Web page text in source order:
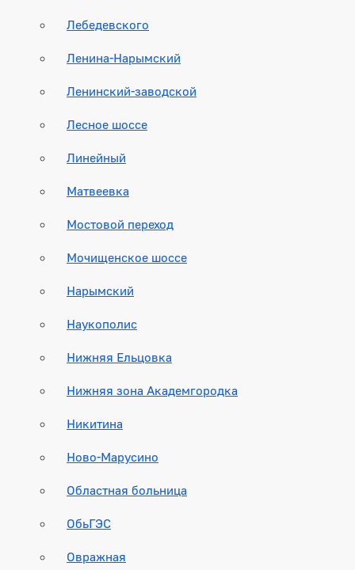
Лебедевского
Ленина-Нарымский
Ленинский-заводской
Лесное шоссе
Линейный
Матвеевка
Мостовой переход
Мочищенское шоссе
Нарымский
Наукополис
Нижняя Ельцовка
Нижняя зона Академгородка
Никитина
Ново-Марусино
Областная больница
ОбьГЭС
Овражная